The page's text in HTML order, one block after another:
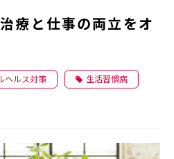
療と仕事の両立をオ
ヘルス対策 生活習慣病